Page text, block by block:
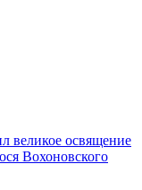
великое освящение
Вохоновского